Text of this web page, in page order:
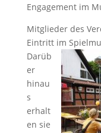
Engagement im
Mitglieder des
Eintritt im
Darüb
er
hinau
s
erhalt
en sie